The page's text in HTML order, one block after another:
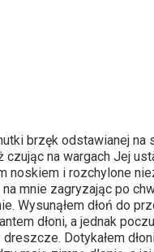
brzęk odstawianej
na wargach Jej
noskiem i rozchylone
mnie zagryzając po
Wysunąłem dłoń do
dłoni, a jednak
dreszcze. Dotykałem